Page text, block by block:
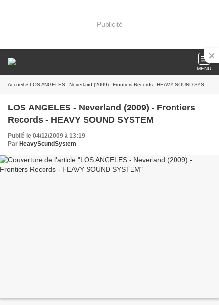
Publicité
MENU
Accueil » LOS ANGELES - Neverland (2009) - Frontiers Records - HEAVY SOUND SYSTEM
LOS ANGELES - Neverland (2009) - Frontiers
Records - HEAVY SOUND SYSTEM
Publié le 04/12/2009 à 13:19
Par HeavySoundSystem